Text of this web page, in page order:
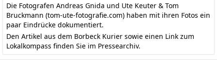
Die Fotografen Andreas Gnida und Ute Keuter & Tom
Bruckmann (tom-ute-fotografie.com) haben mit ihren Fotos ein
paar Eindrücke dokumentiert.
Den Artikel aus dem Borbeck Kurier sowie einen Link zum
Lokalkompass finden Sie im Pressearchiv.